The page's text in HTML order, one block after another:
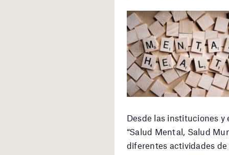
Desde las instituciones y
“Salud Mental, Salud
diferentes actividades